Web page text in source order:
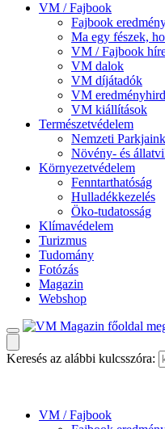
VM / Fajbook
Fajbook
Ma egy fészek,
VM / Fajbook
VM dalok
VM díjátadók
VM
VM kiállítások
Természetvédelem
Nemzeti Parkjaink
Növény- és
Környezetvédelem
Fenntarthatóság
Hulladékkezelés
Öko-tudatosság
Klímavédelem
Turizmus
Tudomány
Fotózás
Magazin
Webshop
Keresés az alábbi kulcsszóra:
VM / Fajbook